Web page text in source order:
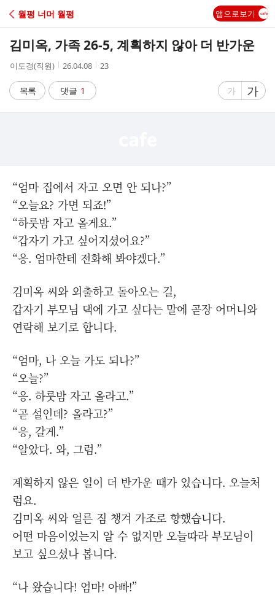
C
A
월평 너머 월평 앱으로보기
김미옥, 가족 26-5, 계획하지 않아 더 반가운
작
자
이도경(직원)
작
시
간
26.04.08
조
23
목록 댓글 1
글
가
글
자
가
“엄마 집에서 자고 오면 안 되나?”
“오늘요? 가면 되죠!”
“하룻밤 자고 올게요.”
“갑자기 가고 싶어지셨어요?”
“응. 엄마한테 전화해 봐야겠다.”
김미옥 씨와 외출하고 돌아오는 길,
갑자기 부모님 댁에 가고 싶다는 말에 곧장 어머니와
연락해 보기로 합니다.
“엄마, 나 오늘 가도 되나?”
“오늘?”
“응. 하룻밤 자고 올라고.”
“곧 설인데? 올라고?”
“응, 갈게.”
“알았다. 와, 그럼.”
계획하지 않은 일이 더 반가운 때가 있습니다. 오늘처
럼요.
김미옥 씨와 얼른 짐 챙겨 가조로 향했습니다.
어떤 마음이었는지 알 수 없지만 오늘따라 부모님이
보고 싶으셨나 봅니다.
“나 왔습니다! 엄마! 아빠!”